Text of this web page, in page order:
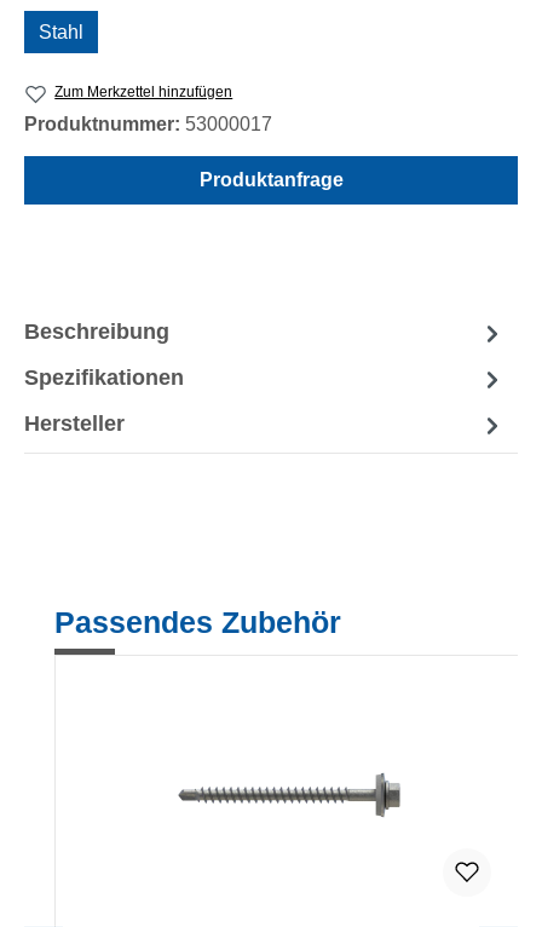
Stahl
Zum Merkzettel hinzufügen
Produktnummer: 53000017
Produktanfrage
Beschreibung
Spezifikationen
Hersteller
Produktgalerie überspringen
Passendes Zubehör